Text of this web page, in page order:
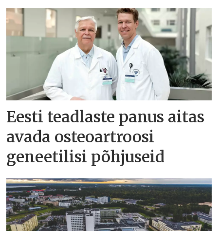
Eesti teadlaste panus aitas
avada osteoartroosi
geneetilisi põhjuseid